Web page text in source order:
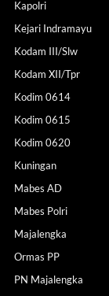
Kapolri
Kejari Indramayu
Kodam III/Slw
Kodam XII/Tpr
Kodim 0614
Kodim 0615
Kodim 0620
Kuningan
Mabes AD
Mabes Polri
Majalengka
Ormas PP
PN Majalengka